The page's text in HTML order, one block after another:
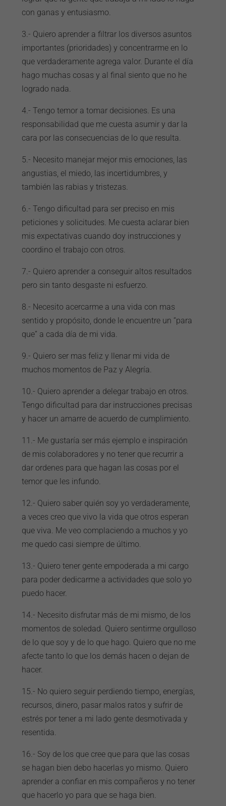
con ganas y entusiasmo.
3.- Quiero aprender a filtrar los diversos asuntos
importantes (prioridades) y concentrarme en lo
que verdaderamente agrega valor. Durante el día
hago muchas cosas y al final siento que no he
logrado nada.
4.- Tengo temor a tomar decisiones. Es una
responsabilidad que me cuesta asumir y dar la
cara por las consecuencias de lo que resulta.
5.- Necesito manejar mejor mis emociones, las
angustias, el miedo, las incertidumbres, y
también las rabias y tristezas.
6.- Tengo dificultad para ser preciso en mis
peticiones y solicitudes. Me cuesta aclarar bien
mis expectativas cuando doy instrucciones y
coordino el trabajo con otros.
7.- Quiero aprender a conseguir altos resultados
pero sin tanto desgaste ni esfuerzo.
8.- Necesito acercarme a una vida con mas
sentido y propósito, donde le encuentre un “para
que” a cada día de mi vida.
9.- Quiero ser mas feliz y llenar mi vida de
muchos momentos de Paz y Alegría.
10.- Quiero aprender a delegar trabajo en otros.
Tengo dificultad para dar instrucciones precisas
y hacer un amarre de acuerdo de cumplimiento.
11.- Me gustaría ser más ejemplo e inspiración
de mis colaboradores y no tener que recurrir a
dar ordenes para que hagan las cosas por el
temor que les infundo.
12.- Quiero saber quién soy yo verdaderamente,
a veces creo que vivo la vida que otros esperan
que viva. Me veo complaciendo a muchos y yo
me quedo casi siempre de último.
13.- Quiero tener gente empoderada a mi cargo
para poder dedicarme a actividades que solo yo
puedo hacer.
14.- Necesito disfrutar más de mi mismo, de los
momentos de soledad. Quiero sentirme orgulloso
de lo que soy y de lo que hago. Quiero que no me
afecte tanto lo que los demás hacen o dejan de
hacer.
15.- No quiero seguir perdiendo tiempo, energías,
recursos, dinero, pasar malos ratos y sufrir de
estrés por tener a mi lado gente desmotivada y
resentida.
16.- Soy de los que cree que para que las cosas
se hagan bien debo hacerlas yo mismo. Quiero
aprender a confiar en mis compañeros y no tener
que hacerlo yo para que se haga bien.